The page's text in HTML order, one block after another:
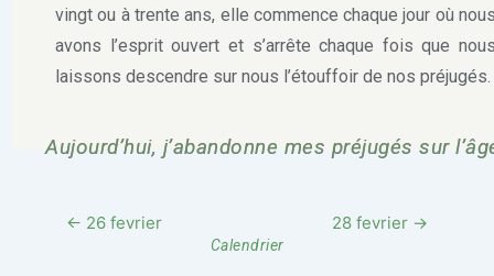
vingt ou à trente ans, elle commence chaque jour où
avons l’esprit ouvert et s’arrête chaque fois que
laissons descendre sur nous l’étouffoir de nos préjugés.
Aujourd’hui, j’abandonne mes préjugés sur
← 26 fevrier 28 fevrier →
Calendrier